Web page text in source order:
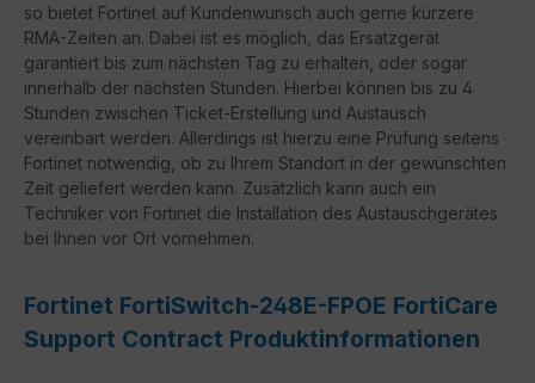
so bietet Fortinet auf Kundenwunsch auch gerne kürzere
RMA-Zeiten an. Dabei ist es möglich, das Ersatzgerät
garantiert bis zum nächsten Tag zu erhalten, oder sogar
innerhalb der nächsten Stunden. Hierbei können bis zu 4
Stunden zwischen Ticket-Erstellung und Austausch
vereinbart werden. Allerdings ist hierzu eine Prüfung seitens
Fortinet notwendig, ob zu Ihrem Standort in der gewünschten
Zeit geliefert werden kann. Zusätzlich kann auch ein
Techniker von Fortinet die Installation des Austauschgerätes
bei Ihnen vor Ort vornehmen.
Fortinet FortiSwitch-248E-FPOE FortiCare
Support Contract Produktinformationen